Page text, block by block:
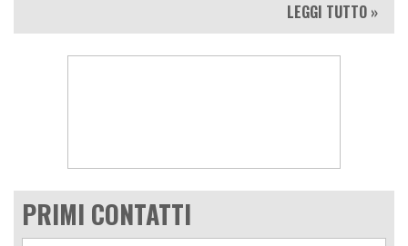
LEGGI TUTTO »
PRIMI CONTATTI